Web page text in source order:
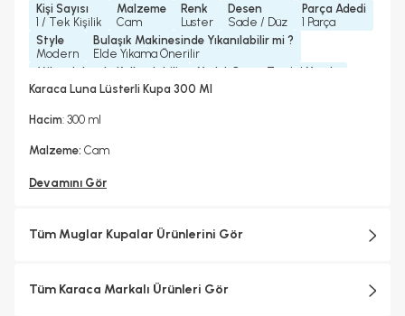
Kişi Sayısı
1 / Tek Kişilik
Malzeme
Cam
Renk
Luster
Desen
Sade / Düz
Parça Adedi
1 Parça
Style
Modern
Bulaşık Makinesinde Yıkanılabilir mi ?
Elde Yıkama Önerilir
Mikrodalgada Kullanılabilir
Hayır
Yedek Parça Temini Yapılır
Hayır
Standart
Karaca Luna Lüsterli Kupa 300 Ml
Hacim: 300 ml
Malzeme: Cam
Devamını Gör
Tüm Muglar Kupalar Ürünlerini Gör
Tüm Karaca Markalı Ürünleri Gör